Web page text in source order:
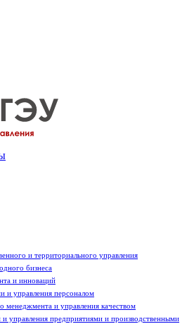
и территориального управления
бизнеса
и инноваций
и управления персоналом
менеджмента и управления качеством
управления предприятиями и производственными